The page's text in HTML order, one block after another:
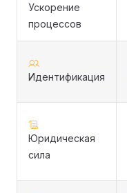
Ускорение
процессов
Идентификация
Юридическая
сила